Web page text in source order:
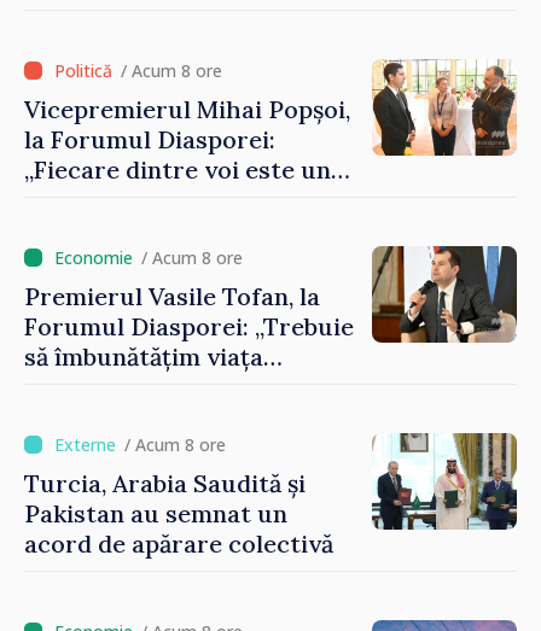
/ Acum 8 ore
Vicepremierul Mihai Popșoi,
la Forumul Diasporei:
„Fiecare dintre voi este un
imaginii Republicii Moldova”
/ Acum 8 ore
Premierul Vasile Tofan, la
Forumul Diasporei: „Trebuie
să îmbunătățim viața
/ Acum 8 ore
Turcia, Arabia Saudită și
Pakistan au semnat un
acord de apărare colectivă